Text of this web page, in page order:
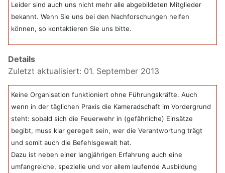
Leider sind auch uns nicht mehr alle abgebildeten Mitglieder
bekannt. Wenn Sie uns bei den Nachforschungen helfen
können, so kontaktieren Sie uns bitte.
Details
Zuletzt aktualisiert: 01. September 2013
Keine Organisation funktioniert ohne Führungskräfte. Auch
wenn in der täglichen Praxis die Kameradschaft im Vordergrund
steht: sobald sich die Feuerwehr in (gefährliche) Einsätze
begibt, muss klar geregelt sein, wer die Verantwortung trägt
und somit auch die Befehlsgewalt hat.
Dazu ist neben einer langjährigen Erfahrung auch eine
umfangreiche, spezielle und vor allem laufende Ausbildung